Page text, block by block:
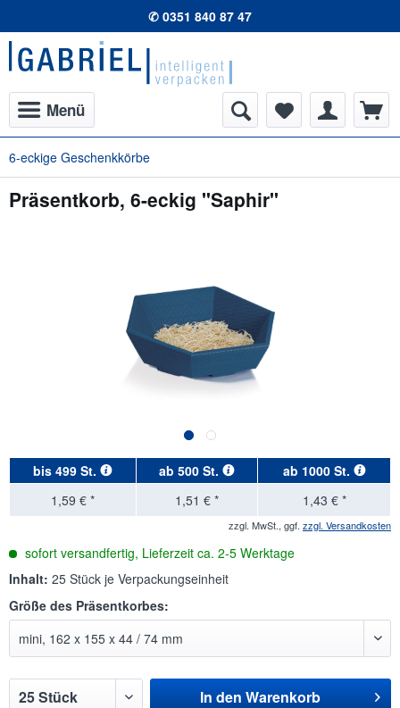
✆ 0351 840 87 47
Menü
6-eckige Geschenkkörbe
Präsentkorb, 6-eckig "Saphir"
bis 499 St. ab 500 St. ab 1000 St.
1,59 € *
1,51 € * 1,43 € *
zzgl. MwSt., ggf. zzgl. Versandkosten
sofort versandfertig, Lieferzeit ca. 2-5 Werktage
Inhalt: 25 Stück je Verpackungseinheit
Größe des Präsentkorbes:
In den Warenkorb